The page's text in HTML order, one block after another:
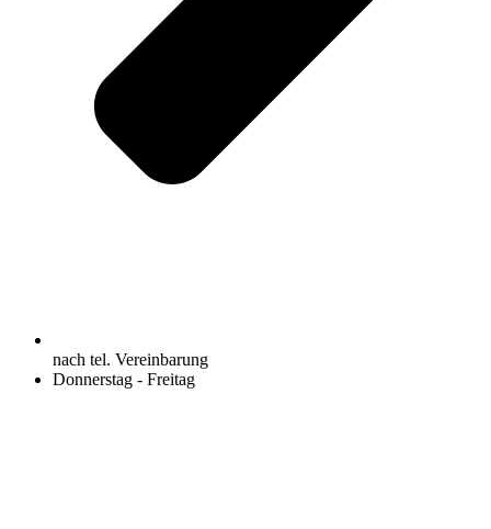
nach tel. Vereinbarung
Donnerstag - Freitag